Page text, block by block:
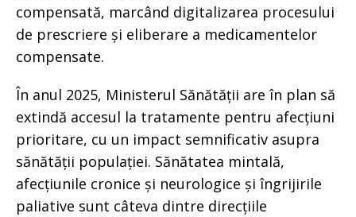
compensată, marcând digitalizarea procesului
de prescriere și eliberare a medicamentelor
compensate.
În anul 2025, Ministerul Sănătății are în plan să
extindă accesul la tratamente pentru afecțiuni
prioritare, cu un impact semnificativ asupra
sănătății populației. Sănătatea mintală,
afecțiunile cronice și neurologice și îngrijirile
paliative sunt câteva dintre direcțiile